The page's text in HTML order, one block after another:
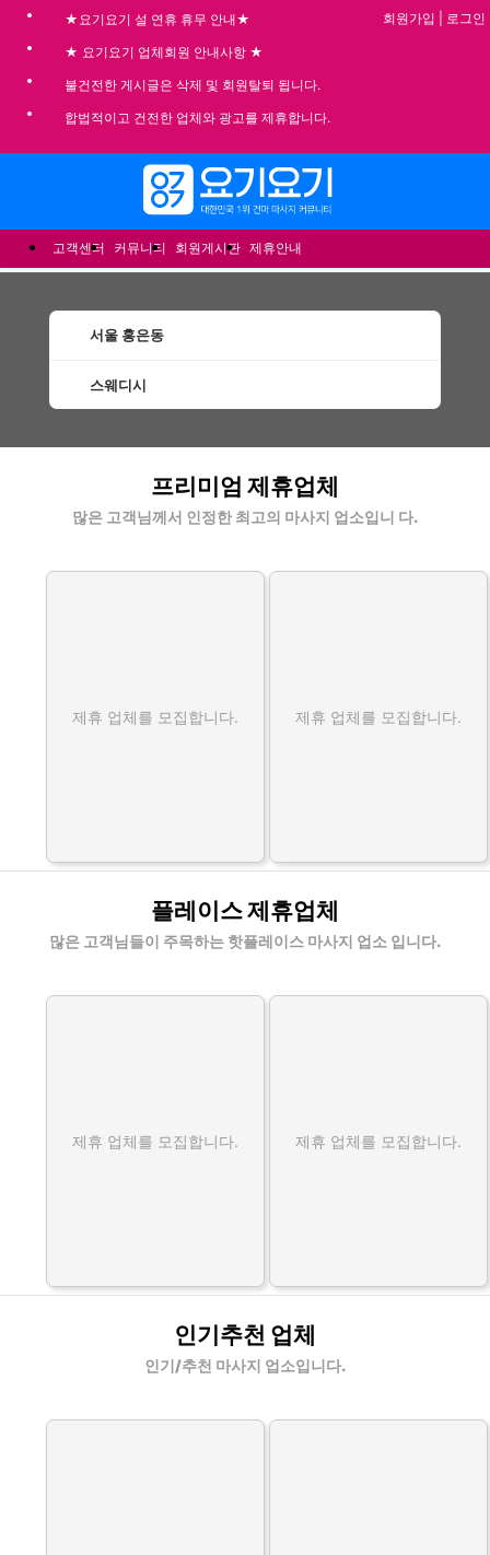
★요기요기 설 연휴 휴무 안내★
★ 요기요기 업체회원 안내사항 ★
불건전한 게시글은 삭제 및 회원탈퇴 됩니다.
합법적이고 건전한 업체와 광고를 제휴합니다.
회원가입 로그인
고객센터 커뮤니티 회원게시판 제휴안내
서울 홍은동
스웨디시
프리미엄 제휴업체
많은 고객님께서 인정한 최고의 마사지 업소입니 다.
제휴 업체를 모집합니다. 제휴 업체를 모집합니다.
플레이스 제휴업체
많은 고객님들이 주목하는 핫플레이스 마사지 업소 입니다.
제휴 업체를 모집합니다. 제휴 업체를 모집합니다.
인기추천 업체
인기/추천 마사지 업소입니다.